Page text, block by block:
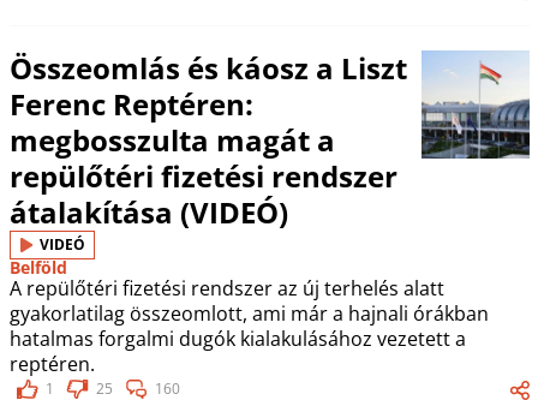
Összeomlás és káosz a Liszt
Ferenc Reptéren:
megbosszulta magát a
repülőtéri fizetési rendszer
átalakítása (VIDEÓ)
VIDEÓ
Belföld
A repülőtéri fizetési rendszer az új terhelés alatt
gyakorlatilag összeomlott, ami már a hajnali órákban
hatalmas forgalmi dugók kialakulásához vezetett a
reptéren.
1 25 160